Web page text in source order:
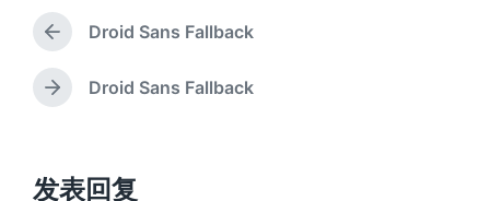
上
篇
文
章
Droid Sans Fallback
下
：
Droid Sans Fallback
发表回复